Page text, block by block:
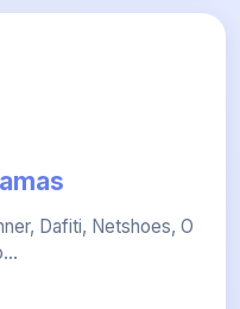
Dafiti, Netshoes, O